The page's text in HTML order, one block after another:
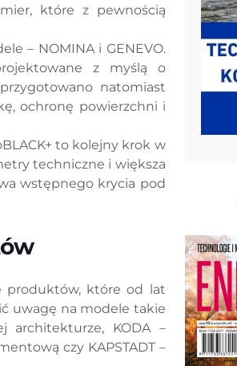
które z pewnością
– NOMINA i GENEVO.
z myślą o
natomiast
ochronę powierzchni i
to kolejny krok w
techniczne i większa
wstępnego krycia pod
produktów, które od lat
uwagę na modele takie
architekturze, KODA –
czy KAPSTADT –